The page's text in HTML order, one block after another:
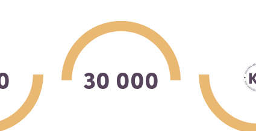
30 000